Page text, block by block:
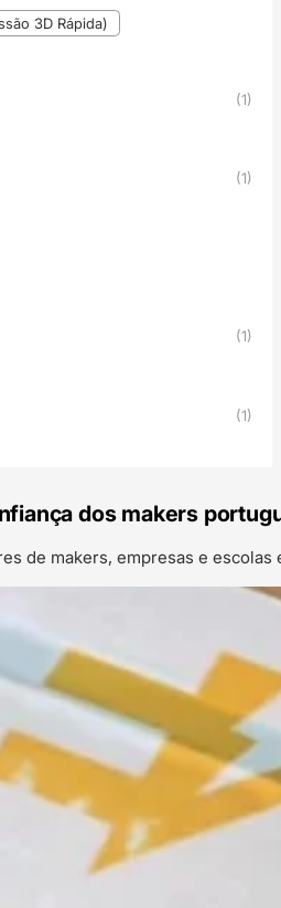
3D Rápida)
(1)
(1)
(1)
(1)
dos makers
de makers, empresas e escolas